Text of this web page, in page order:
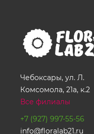
Чебоксары, ул. Л.
Комсомола, 21а, к.2
Все филиалы
+7 (927) 997-55-56
info@floralab21.ru